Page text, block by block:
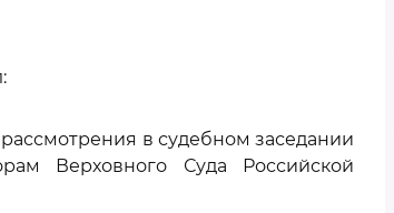
в судебном заседании
Верховного Суда Российской